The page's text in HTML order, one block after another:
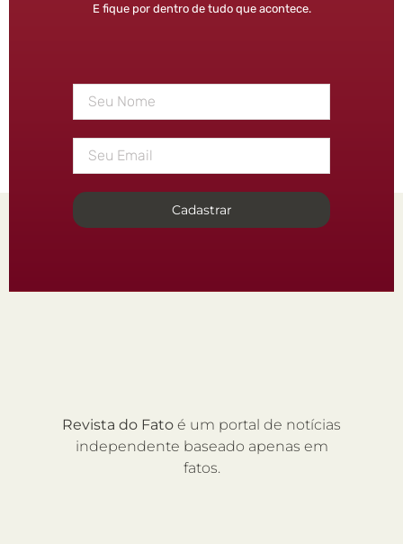
E fique por dentro de tudo que acontece.
Cadastrar
Revista do Fato é um portal de notícias
independente baseado apenas em
fatos.